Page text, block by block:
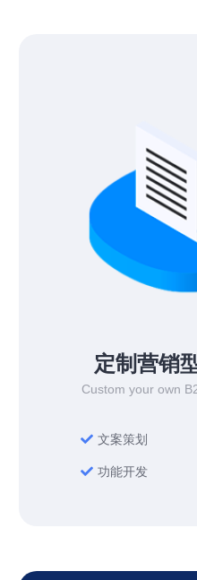
定制营销
Custom your own
文案策划
功能开发